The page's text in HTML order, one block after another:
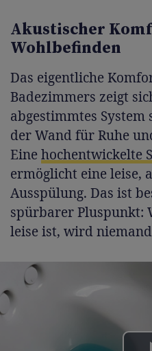
Akustischer
Wohlbefinden
Das eigentliche
Badezimmers zeigt
abgestimmtes
der Wand für Ruhe
Einehochentwickelte
ermöglicht eine leise,
Ausspülung. Das ist
spürbarer Pluspunkt:
leise ist, wird